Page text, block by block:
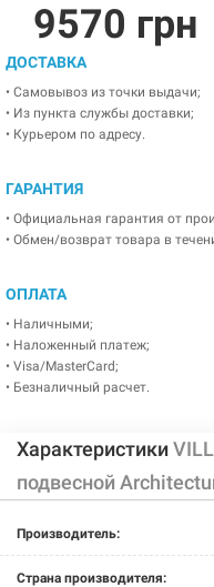
9570 грн
ДОСТАВКА
• Самовывоз из точки выдачи;
• Из пункта службы доставки;
• Курьером по адресу.
ГАРАНТИЯ
• Официальная гарантия от
• Обмен/возврат товара в
ОПЛАТА
• Наличными;
• Наложенный платеж;
• Visa/MasterCard;
• Безналичный расчет.
Характеристики
подвесной
Производитель:
Страна производителя: